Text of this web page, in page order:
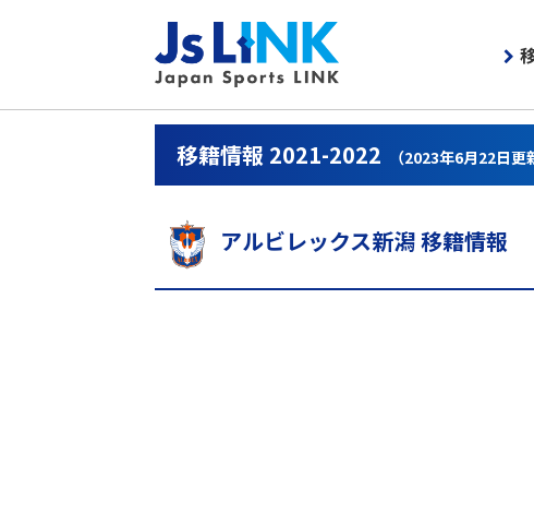
移籍情報 2021-2022 （2023年6月22日更
アルビレックス新潟 移籍情報